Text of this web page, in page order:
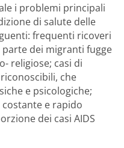
i problemi principali
di salute delle
frequenti ricoveri
dei migranti fugge
religiose; casi di
che
e psicologiche;
costante e rapido
dei casi AIDS